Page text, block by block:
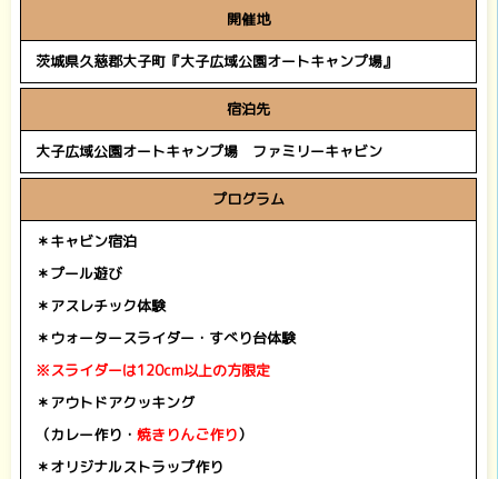
開催地
茨城県久慈郡大子町『大子広域公園オートキャンプ場』
宿泊先
大子広域公園オートキャンプ場 ファミリーキャビン
プログラム
＊キャビン宿泊
＊プール遊び
＊アスレチック体験
＊ウォータースライダー・すべり台体験
※スライダーは120cm以上の方限定
＊アウトドアクッキング
（カレー作り・ 焼きりんご作り）
＊オリジナルストラップ作り